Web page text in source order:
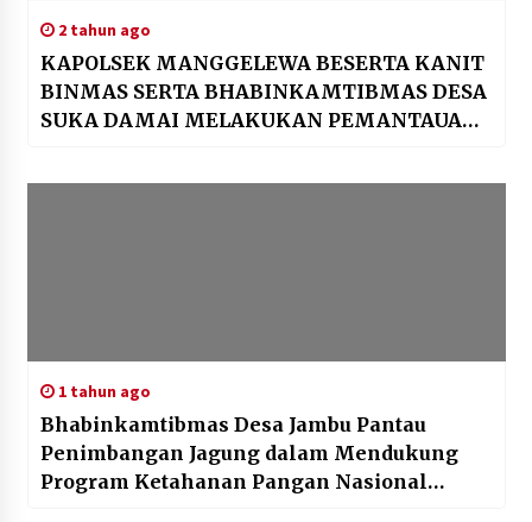
2 tahun ago
KAPOLSEK MANGGELEWA BESERTA KANIT
BINMAS SERTA BHABINKAMTIBMAS DESA
SUKA DAMAI MELAKUKAN PEMANTAUAN
1 tahun ago
Bhabinkamtibmas Desa Jambu Pantau
Penimbangan Jagung dalam Mendukung
Program Ketahanan Pangan Nasional